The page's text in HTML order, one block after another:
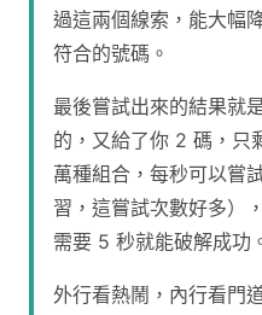
過這兩個線索，能大幅
符合的號碼。
最後嘗試出來的結果就
的，又給了你 2 碼，只
萬種組合，每秒可以嘗
習，這嘗試次數好多）
需要 5 秒就能破解成功
外行看熱鬧，內行看門